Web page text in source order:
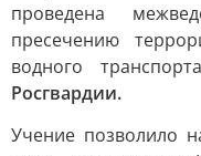
проведена
пресечению
водного
Росгвардии.
Учение позволило